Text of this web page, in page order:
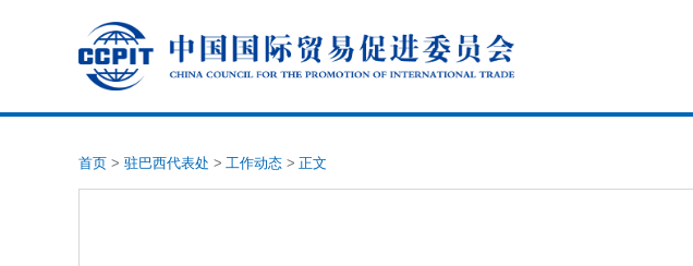
首页 > 驻巴西代表处 > 工作动态 > 正文